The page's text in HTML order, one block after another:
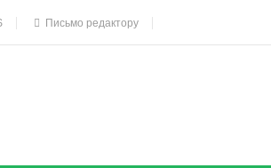
Письмо редактору